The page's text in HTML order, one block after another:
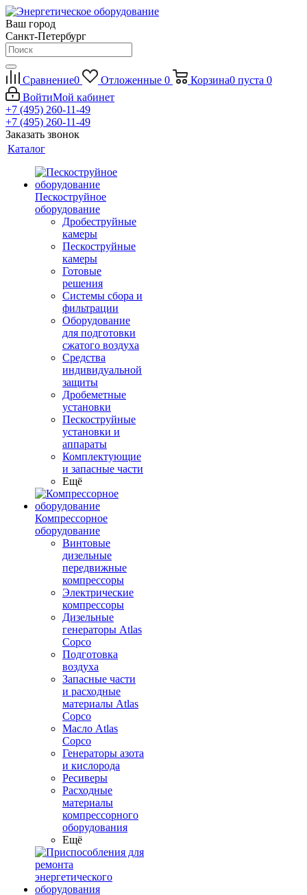
Ваш город
Санкт-Петербург
Сравнение0 Отложенные 0 Корзина0 пуста 0
ВойтиМой кабинет
+7 (495) 260-11-49
+7 (495) 260-11-49
Заказать звонок
Каталог
Пескоструйное
оборудование
Дробеструйные
камеры
Пескоструйные
камеры
Готовые
решения
Системы сбора и
фильтрации
Оборудование
для подготовки
сжатого воздуха
Средства
индивидуальной
защиты
Дробеметные
установки
Пескоструйные
установки и
аппараты
Комплектующие
и запасные части
Ещё
Компрессорное
оборудование
Винтовые
дизельные
передвижные
компрессоры
Электрические
компрессоры
Дизельные
генераторы Atlas
Copco
Подготовка
воздуха
Запасные части
и расходные
материалы Atlas
Copco
Масло Atlas
Copco
Генераторы азота
и кислорода
Ресиверы
Расходные
материалы
компрессорного
оборудования
Ещё